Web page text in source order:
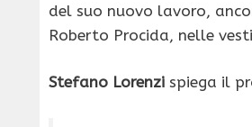
del suo nuovo lavoro,
Roberto Procida, nelle
Stefano Lorenzi spiega il